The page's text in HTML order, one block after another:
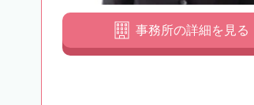
事務所の詳細を見る